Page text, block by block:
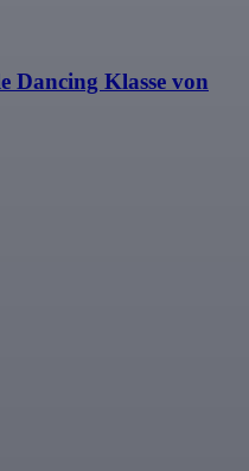
Dancing Klasse von